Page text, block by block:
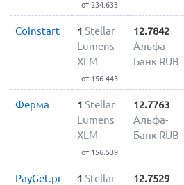
от 234.633
Coinstart 1 Stellar
Lumens
XLM
от 156.443
12.7842
Альфа-
Банк RUB
Ферма 1 Stellar
Lumens
XLM
от 156.539
12.7763
Альфа-
Банк RUB
PayGet.pr
1 Stellar
12.7529